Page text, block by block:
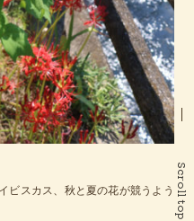
ビスカス、秋と夏の花が競うよう Scroll top